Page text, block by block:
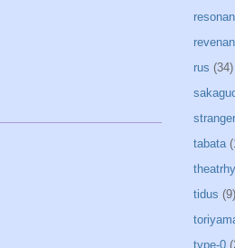
rus (34)
stranger
tabata
tidus (9)
type-0